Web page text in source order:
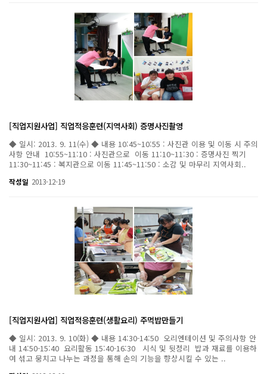
[직업지원사업] 직업적응훈련(지역사회) 증명사진촬영
◆ 일시: 2013. 9. 11(수) ◆ 내용 10:45~10:55 : 사진관 이용 및 이동 시 주의
사항 안내 10:55~11:10 : 사진관으로 이동 11:10~11:30 : 증명사진 찍기
11:30~11:45 : 복지관으로 이동 11:45~11:50 : 소감 및 마무리 지역사회..
작성일 2013-12-19
[직업지원사업] 직업적응훈련(생활요리) 주먹밥만들기
◆ 일시: 2013. 9. 10(화) ◆ 내용 14:30-14:50 오리엔테이션 및 주의사항 안
내 14:50-15:40 요리활동 15:40-16:30 시식 및 뒷정리 밥과 재료를 이용하
여 섞고 뭉치고 나누는 과정을 통해 손의 기능을 향상시킬 수 있는 ..